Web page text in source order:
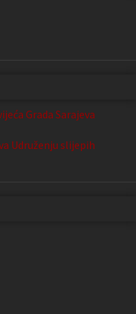
Grada Sarajeva
Udruženju slijepih